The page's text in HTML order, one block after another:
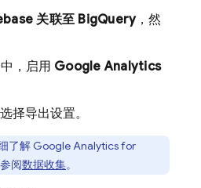
关联至 BigQuery，然
，启用 Google Analytics
择导出设置。
了解 Google Analyticsfor
阅数据收集。